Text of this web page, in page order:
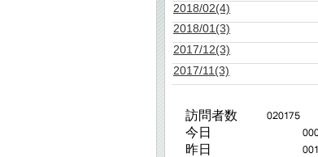
2018/02(4)
2018/01(3)
2017/12(3)
2017/11(3)
訪問者数
今日
昨日